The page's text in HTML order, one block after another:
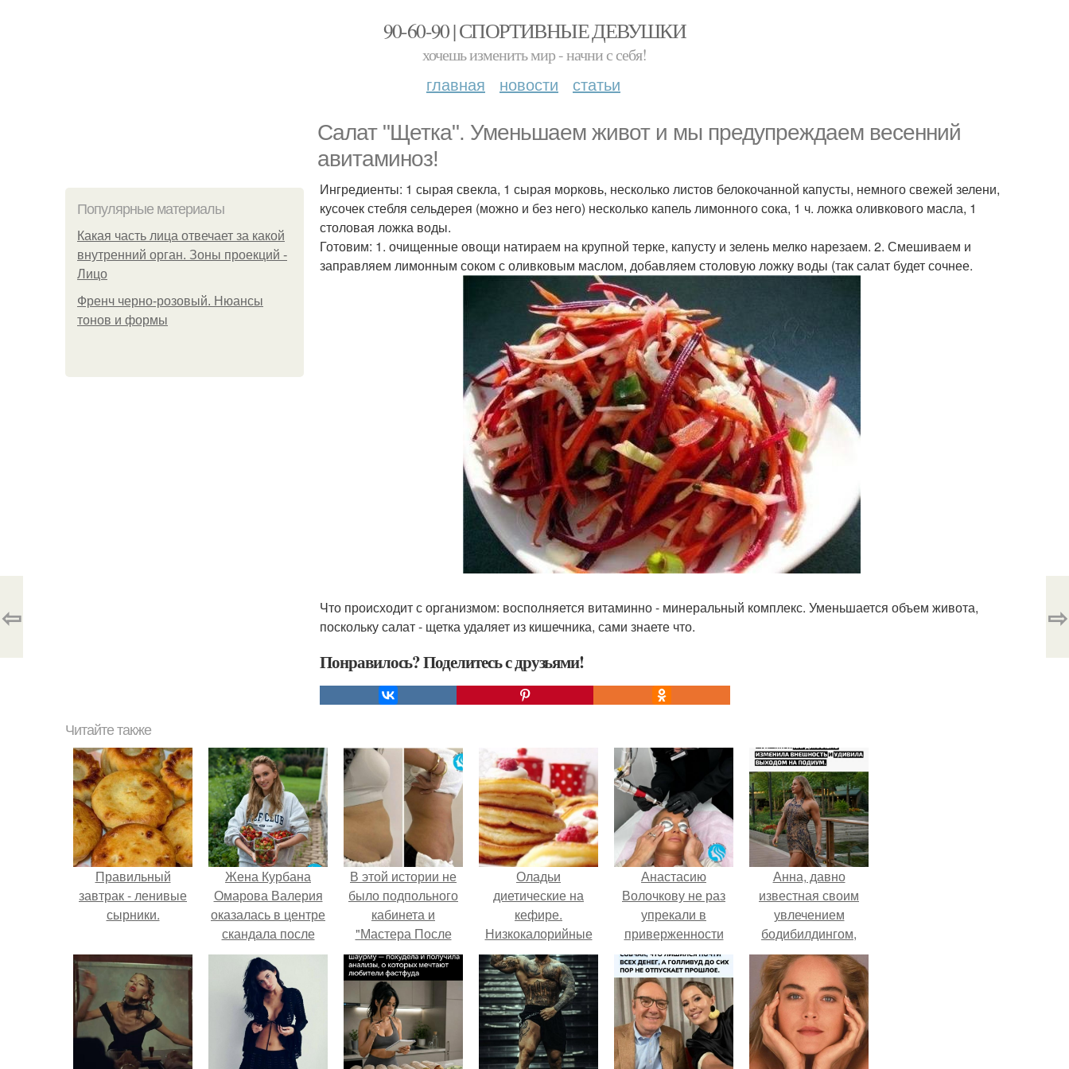
90-60-90 | СПОРТИВНЫЕ ДЕВУШКИ
хочешь изменить мир - начни с себя!
главная новости статьи
Салат "Щетка". Уменьшаем живот и мы предупреждаем весенний
авитаминоз!
Популярные материалы
Какая часть лица отвечает за какой
внутренний орган. Зоны проекций -
Лицо
Френч черно-розовый. Нюансы
тонов и формы
Ингредиенты: 1 сырая свекла, 1 сырая морковь, несколько листов белокочанной капусты, немного свежей зелени,
кусочек стебля сельдерея (можно и без него) несколько капель лимонного сока, 1 ч. ложка оливкового масла, 1
столовая ложка воды.
Готовим: 1. очищенные овощи натираем на крупной терке, капусту и зелень мелко нарезаем. 2. Смешиваем и
заправляем лимонным соком с оливковым маслом, добавляем столовую ложку воды (так салат будет сочнее.
Что происходит с организмом: восполняется витаминно - минеральный комплекс. Уменьшается объем живота,
поскольку салат - щетка удаляет из кишечника, сами знаете что.
Понравилось? Поделитесь с друзьями!
⇦ ⇨
Читайте также
Правильный
завтрак - ленивые
сырники.
Жена Курбана
Омарова Валерия
оказалась в центре
скандала после
визита блогера
Марины ильиной в
её
косметологическую
клинику.
В этой истории не
было подпольного
кабинета и
"Мастера После
Двухнедельных
Курсов".
Оладьи
диетические на
кефире.
Низкокалорийные
оладьи на кефире.
Анастасию
Волочкову не раз
упрекали в
приверженности
устаревшим бьюти -
процедурам.
Анна, давно
известная своим
увлечением
бодибилдингом,
впервые
попробовала себя
в роли модели.